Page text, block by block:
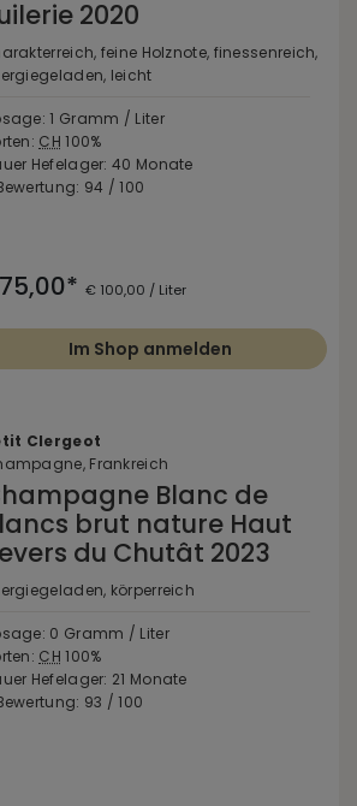
2020
feine Holznote, finessenreich,
leicht
1 Gramm / Liter
CH 100%
Hefelager: 40 Monate
94 / 100
€ 100,00 / Liter
Im Shop anmelden
Clergeot
Frankreich
Blanc de
brut nature Haut
du Chutât 2023
körperreich
0 Gramm / Liter
CH 100%
Hefelager: 21 Monate
93 / 100